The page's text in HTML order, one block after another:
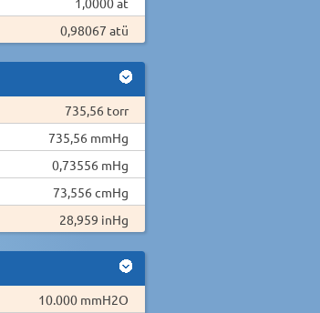
0,98067 atü
735,56 torr
735,56 mmHg
0,73556 mHg
73,556 cmHg
28,959 inHg
10.000 mmH2O